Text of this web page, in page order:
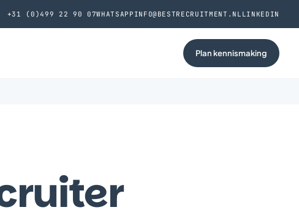
+31 (0)499 22 90 07WHATSAPP INFO@BESTRECRUITMENT.NL LINKEDIN
Plan kennismaking